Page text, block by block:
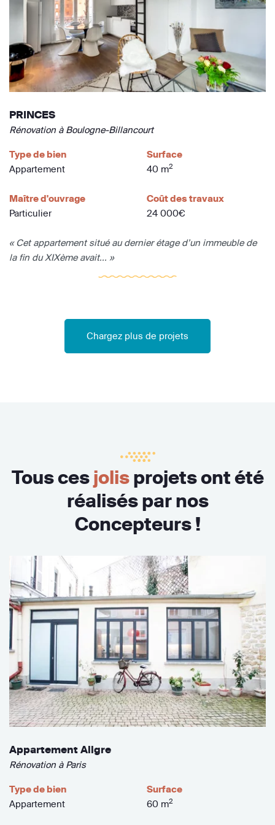
PRINCES
Rénovation à Boulogne-Billancourt
Type de bien
Appartement
Surface
40 m2
Maître d'ouvrage
Particulier
Coût des travaux
24 000€
« Cet appartement situé au dernier étage d’un immeuble de
la fin du XIXème avait... »
Chargez plus de projets
Tous cesjolisprojets ont été
réalisés par nos
Concepteurs !
Appartement Aligre
Rénovation à Paris
Type de bien
Appartement
Surface
60 m2